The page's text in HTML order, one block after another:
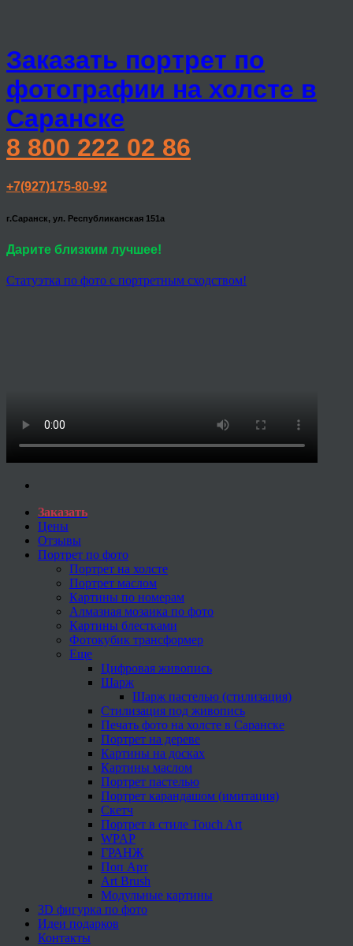
Заказать портрет по
фотографии на холсте в
Саранске
8 800 222 02 86
+7(927)175-80-92
г.Саранск, ул. Республиканская 151а
Дарите близким лучшее!
Статуэтка по фото с портретным сходством!
Заказать
Цены
Отзывы
Портрет по фото
Портрет на холсте
Портрет маслом
Картины по номерам
Алмазная мозаика по фото
Картины блестками
Фотокубик трансформер
Еще
Цифровая живопись
Шарж
Шарж пастелью (стилизация)
Стилизация под живопись
Печать фото на холсте в Саранске
Портрет на дереве
Картины на досках
Картины маслом
Портрет пастелью
Портрет карандашом (имитация)
Скетч
Портрет в стиле Touch Art
WPAP
ГРАНЖ
Поп Арт
Art Brush
Модульные картины
3D фигурка по фото
Идеи подарков
Контакты